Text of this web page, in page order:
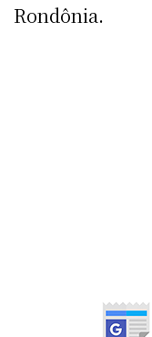
Rondônia.